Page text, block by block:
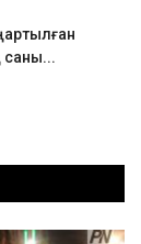
саны...